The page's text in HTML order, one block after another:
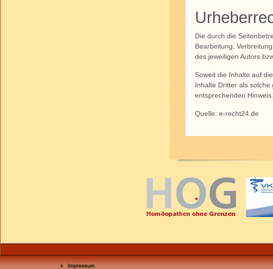
Impressum
Die durch die
Bearbeitung,
des jeweiligen Autors
Soweit die Inhalte auf
Inhalte Dritter als
entsprechenden
Quelle:e-recht24.de